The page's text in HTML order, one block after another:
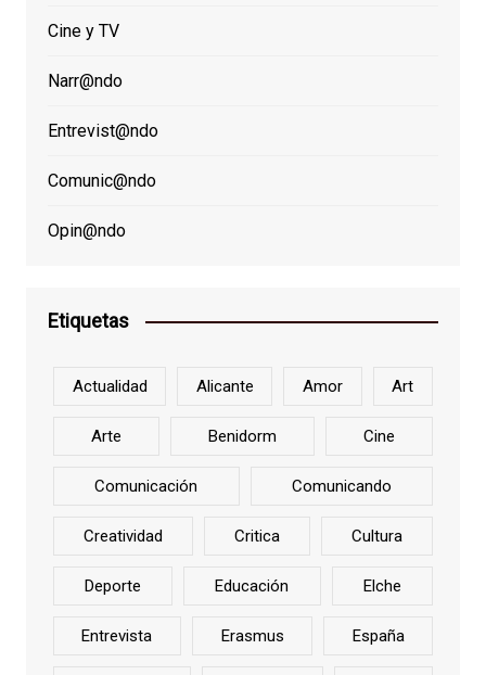
Cine y TV
Narr@ndo
Entrevist@ndo
Comunic@ndo
Opin@ndo
Etiquetas
Actualidad Alicante Amor Art
Arte Benidorm Cine
Comunicación Comunicando
Creatividad Critica Cultura
Deporte Educación Elche
Entrevista Erasmus España